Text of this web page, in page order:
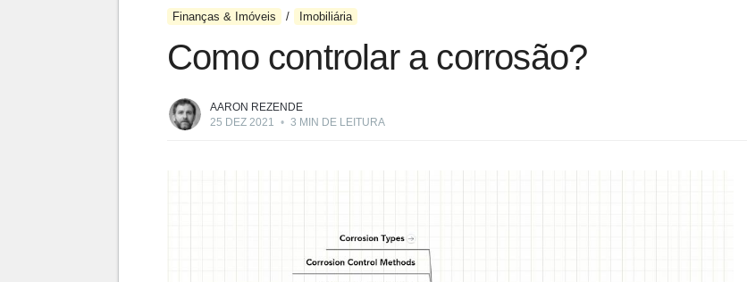
Finanças & Imóveis Imobiliária
Como controlar a corrosão?
AARON REZENDE
25 DEZ 2021 • 3 MIN DE LEITURA